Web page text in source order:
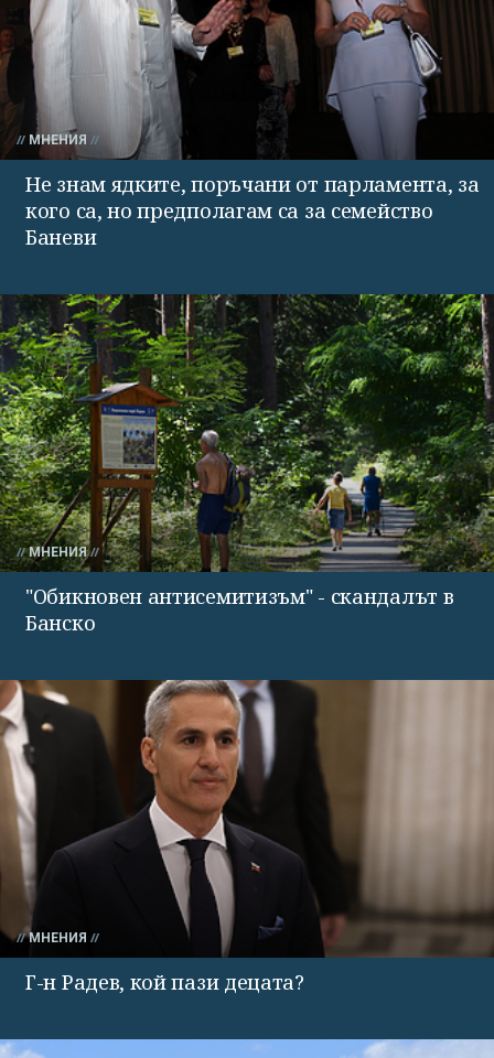
МНЕНИЯ
Не знам ядките, поръчани от парламента, за
кого са, но предполагам са за семейство
Баневи
МНЕНИЯ
"Обикновен антисемитизъм" - скандалът в
Банско
МНЕНИЯ
Г-н Радев, кой пази децата?